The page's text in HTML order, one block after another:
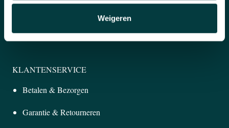
Weigeren
Snelle reactie
KLANTENSERVICE
Betalen & Bezorgen
Garantie & Retourneren